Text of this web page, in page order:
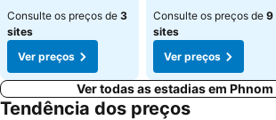
Consulte os preços de 3
sites
Ver preços
Consulte os preços de 9
sites
Ver preços
Ver todas as estadias em Phnom
Tendência dos preços